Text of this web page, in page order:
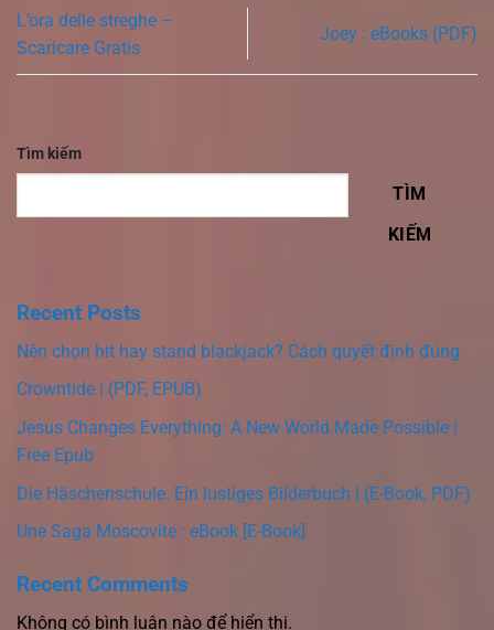
L’ora delle streghe –
Scaricare Gratis
Joey : eBooks (PDF)
Tìm kiếm
TÌM
KIẾM
Recent Posts
Nên chọn hit hay stand blackjack? Cách quyết định đúng
Crowntide | (PDF, EPUB)
Jesus Changes Everything: A New World Made Possible |
Free Epub
Die Häschenschule: Ein lustiges Bilderbuch | (E-Book, PDF)
Une Saga Moscovite : eBook [E-Book]
Recent Comments
Không có bình luận nào để hiển thị.